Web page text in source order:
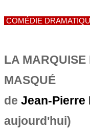
COMÉDIE
LA MARQUISE
MASQUÉ
de Jean-Pierre
aujourd'hui)